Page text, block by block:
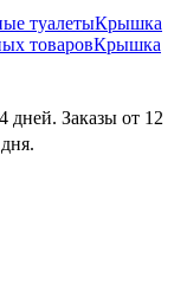
туалетыКрышка
товаровКрышка
дней. Заказы от 12